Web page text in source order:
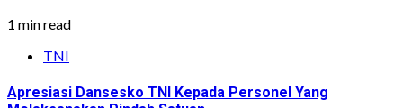
1 min read
TNI
Apresiasi Dansesko TNI Kepada Personel Yang